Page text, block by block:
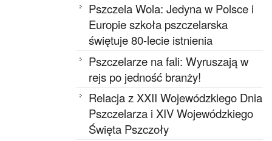
Pszczela Wola: Jedyna w Polsce i
Europie szkoła pszczelarska
świętuje 80-lecie istnienia
Pszczelarze na fali: Wyruszają w
rejs po jedność branży!
Relacja z XXII Wojewódzkiego Dnia
Pszczelarza i XIV Wojewódzkiego
Święta Pszczoły